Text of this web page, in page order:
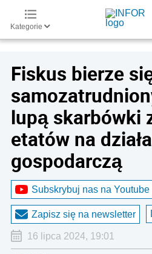
Kategorie
Fiskus bierze
lupą skarbówki
etatów na
gospodarczą
Subskrybuj nas na Youtube
Zapisz się na newsletter
16 lipca 2024, 19:01